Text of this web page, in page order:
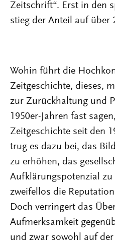
Zeitschrift“. Erst in den
stieg der Anteil auf über
Wohin führt die
Zeitgeschichte, dieses,
zur Zurückhaltung und
1950er-Jahren fast
Zeitgeschichte seit den
trug es dazu bei, das
zu erhöhen, das
Aufklärungspotenzial zu
zweifellos die
Doch verringert das
Aufmerksamkeit
und zwar sowohl auf